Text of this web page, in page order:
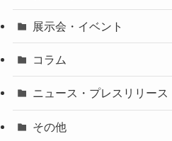
展示会・イベント
コラム
ニュース・プレスリリース
その他